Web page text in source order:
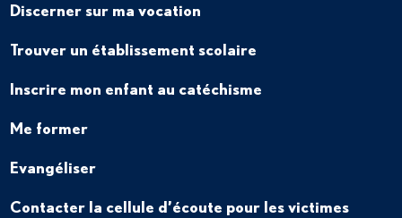
Discerner sur ma vocation
Trouver un établissement scolaire
Inscrire mon enfant au catéchisme
Me former
Evangéliser
Contacter la cellule d’écoute pour les victimes